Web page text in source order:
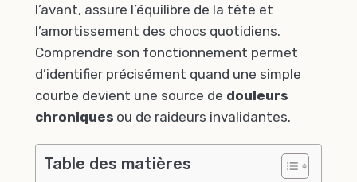
l’avant, assure l’équilibre de la tête et
l’amortissement des chocs quotidiens.
Comprendre son fonctionnement permet
d’identifier précisément quand une simple
courbe devient une source de douleurs
chroniques ou de raideurs invalidantes.
Table des matières